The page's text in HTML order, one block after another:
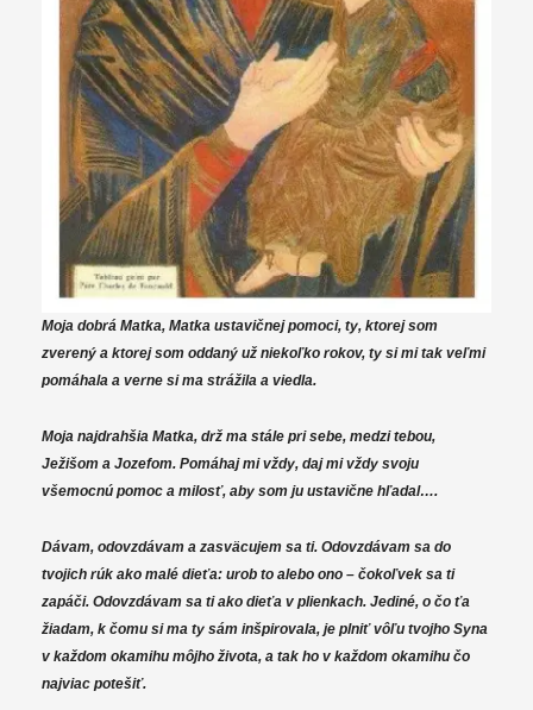
Moja dobrá Matka, Matka ustavičnej pomoci, ty, ktorej som
zverený a ktorej som oddaný už niekoľko rokov, ty si mi tak veľmi
pomáhala a verne si ma strážila a viedla.
Moja najdrahšia Matka, drž ma stále pri sebe, medzi tebou,
Ježišom a Jozefom. Pomáhaj mi vždy, daj mi vždy svoju
všemocnú pomoc a milosť, aby som ju ustavične hľadal….
Dávam, odovzdávam a zasväcujem sa ti. Odovzdávam sa do
tvojich rúk ako malé dieťa: urob to alebo ono – čokoľvek sa ti
zapáči. Odovzdávam sa ti ako dieťa v plienkach. Jediné, o čo ťa
žiadam, k čomu si ma ty sám inšpirovala, je plniť vôľu tvojho Syna
v každom okamihu môjho života, a tak ho v každom okamihu čo
najviac potešiť.